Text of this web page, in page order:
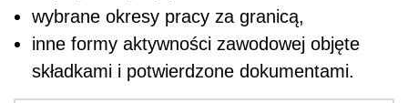
wybrane okresy pracy za granicą,
inne formy aktywności zawodowej objęte
składkami i potwierdzone dokumentami.